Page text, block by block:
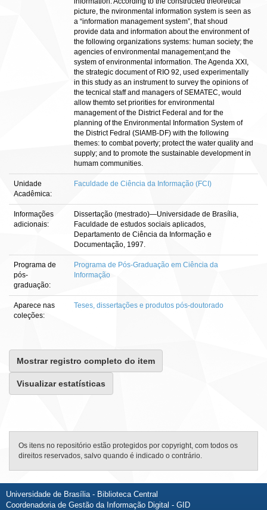
picture, the nvironmental information system is seen as
a “information management system”, that shoud
provide data and information about the environment of
the following organizations systems: human society; the
agencies of environmental management;and the
system of environmental information. The Agenda XXI,
the strategic document of RIO 92, used experimentally
in this study as an instrument to survey the opinions of
the tecnical staff and managers of SEMATEC, would
allow themto set priorities for environmental
management of the District Federal and for the
planning of the Environmental Information System of
the District Fedral (SIAMB-DF) with the following
themes: to combat poverty; protect the water quality and
supply; and to promote the sustainable development in
humam communities.
Unidade
Acadêmica:
Faculdade de Ciência da Informação (FCI)
Informações
adicionais:
Dissertação (mestrado)—Universidade de Brasília,
Faculdade de estudos sociais aplicados,
Departamento de Ciência da Informação e
Documentação, 1997.
Programa de
pós-
graduação:
Programa de Pós-Graduação em Ciência da
Informação
Aparece nas
coleções:
Teses, dissertações e produtos pós-doutorado
Mostrar registro completo do item
Visualizar estatísticas
Os itens no repositório estão protegidos por copyright, com todos os
direitos reservados, salvo quando é indicado o contrário.
Universidade de Brasília - Biblioteca Central
Coordenadoria de Gestão da Informação Digital - GID